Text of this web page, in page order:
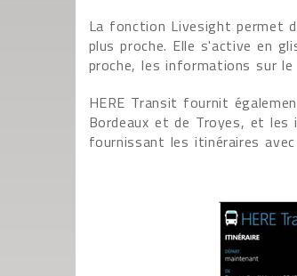
La fonction Livesight permet
plus proche. Elle s'active en
proche, les informations sur
HERE Transit fournit
Bordeaux et de Troyes, et les
fournissant les itinéraires